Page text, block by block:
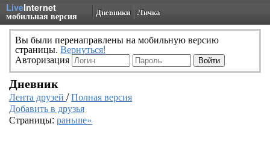
LiveInternet
мобильная версия Дневники Личка
Вы были перенаправлены на мобильную версию
страницы. Вернуться!
Авторизация
Дневник
Лента друзей /Полная версия
Добавить в друзья
Страницы: раньше»